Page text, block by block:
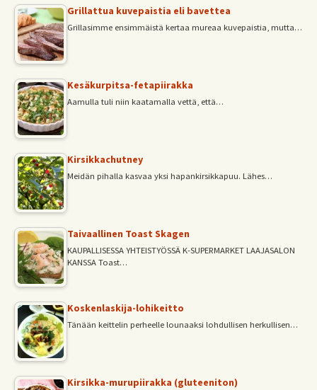
Grillattua kuvepaistia eli bavettea
Grillasimme ensimmäistä kertaa mureaa kuvepaistia, mutta…
Kesäkurpitsa-fetapiirakka
Aamulla tuli niin kaatamalla vettä, että…
Kirsikkachutney
Meidän pihalla kasvaa yksi hapankirsikkapuu. Lähes…
Taivaallinen Toast Skagen
KAUPALLISESSA YHTEISTYÖSSÄ K-SUPERMARKET LAAJASALON
KANSSA Toast…
Koskenlaskija-lohikeitto
Tänään keittelin perheelle lounaaksi lohdullisen herkullisen…
Kirsikka-murupiirakka (gluteeniton)